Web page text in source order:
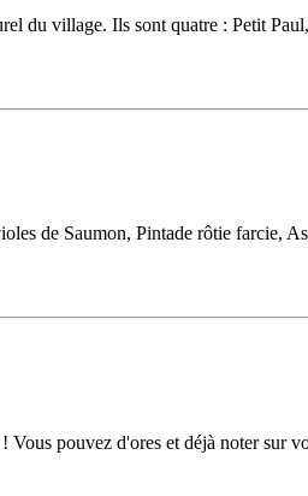
du village. Ils sont quatre : Petit
de Saumon, Pintade rôtie farcie,
pouvez d'ores et déjà noter sur